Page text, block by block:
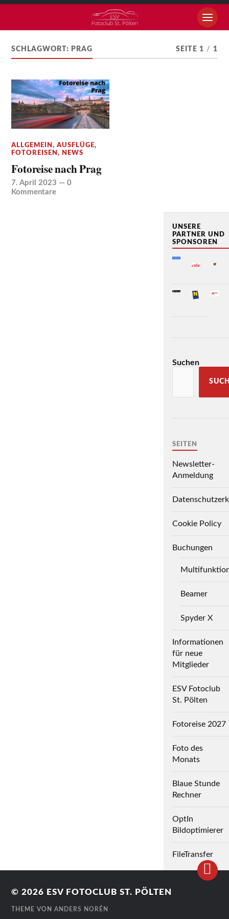
SCHLAGWORT: PRAG SEITE 1 / 1
ALLGEMEIN,AUSFLÜGE,
FOTOREISEN, NEWS
Fotoreise nach Prag
7. April 2023 —0
Kommentare
UNSERE
PARTNER UND
SPONSOREN
Suchen
SEITEN
Newsletter-
Anmeldung
Cookie Policy
Buchungen
Beamer
Spyder X
Informationen
für neue
Mitglieder
ESV Fotoclub
St. Pölten
Fotoreise 2027
Foto des
Monats
Blaue Stunde
Rechner
OptIn
Bildoptimierer
FileTransfer
© 2026 ESV FOTOCLUB ST. PÖLTEN
THEME VONANDERS NORÉN